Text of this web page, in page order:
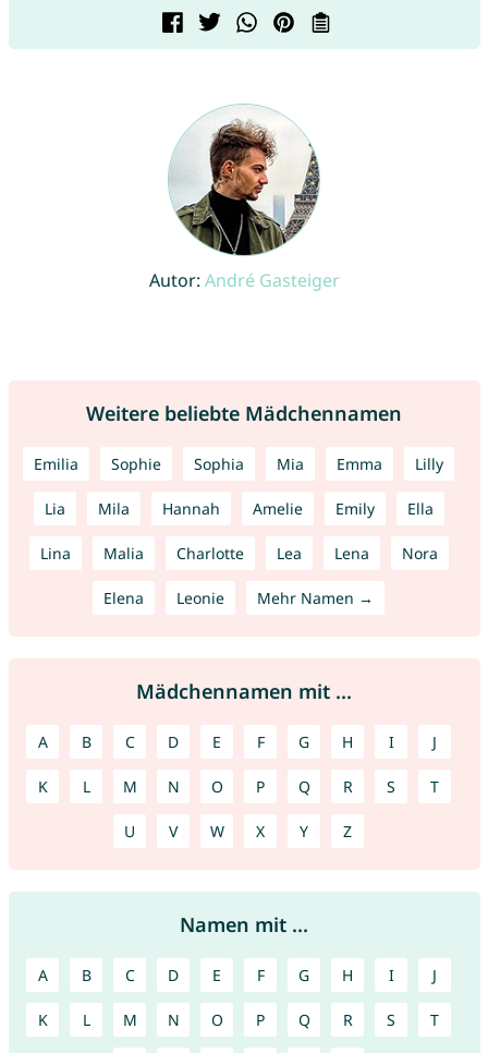
Autor: André Gasteiger
Weitere beliebte Mädchennamen
Emilia Sophie Sophia Mia Emma Lilly
Lia Mila Hannah Amelie Emily Ella
Lina Malia Charlotte Lea Lena Nora
Elena Leonie Mehr Namen →
Mädchennamen mit ...
A B C D E F G H I J
K L M N O P Q R S T
U V W X Y Z
Namen mit ...
A B C D E F G H I J
K L M N O P Q R S T